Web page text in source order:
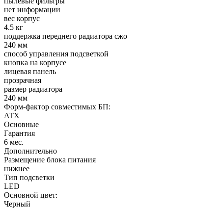
нет информации
вес корпус
4.5 кг
поддержка переднего радиатора сжо
240 мм
способ управления подсветкой
кнопка на корпусе
лицевая панель
прозрачная
размер радиатора
240 мм
Форм-фактор совместимых БП:
ATX
Основные
Гарантия
6 мес.
Дополнительно
Размещение блока питания
нижнее
Тип подсветки
LED
Основной цвет:
Черный